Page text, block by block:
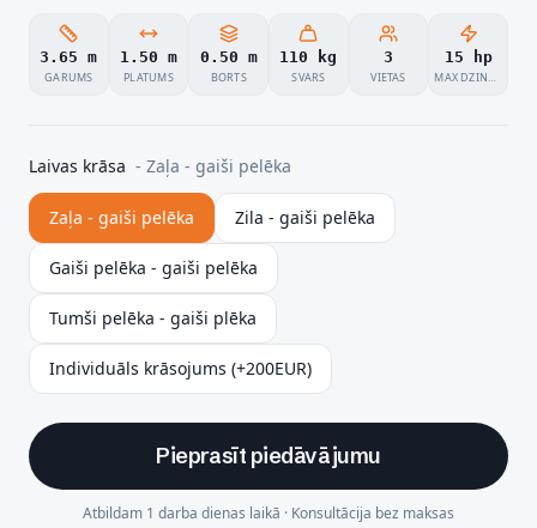
3.65 m
GARUMS
1.50 m
PLATUMS
0.50 m
BORTS
110 kg
SVARS
3
VIETAS
15 hp
MAX DZINĒJS
Laivas krāsa - Zaļa - gaiši pelēka
Zaļa - gaiši pelēka Zila - gaiši pelēka
Gaiši pelēka - gaiši pelēka
Tumši pelēka - gaiši plēka
Individuāls krāsojums (+200EUR)
Pieprasīt piedāvājumu
Atbildam 1 darba dienas laikā · Konsultācija bez maksas